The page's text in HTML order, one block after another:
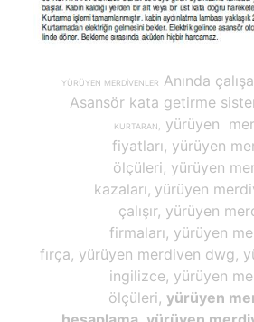
YÜRÜYEN MERDİVENLER
Anında
Asansör kata getirme
KURTARAN,
yürüyen
fiyatları, yürüyen
ölçüleri, yürüyen
kazaları, yürüyen
çalışır, yürüyen
firmaları, yürüyen
fırça, yürüyen merdiven dwg,
ingilizce, yürüyen
ölçüleri, yürüyen